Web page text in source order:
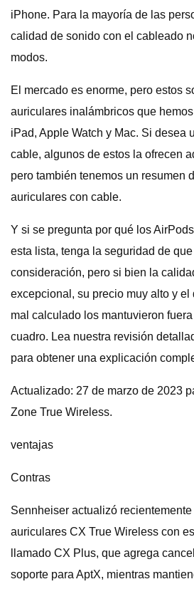
iPhone. Para la mayoría de las
calidad de sonido con el cableado
modos.
El mercado es enorme, pero estos
auriculares inalámbricos que
iPad, Apple Watch y Mac. Si desea
cable, algunos de estos la ofrecen
pero también tenemos un resumen
auriculares con cable.
Y si se pregunta por qué los
esta lista, tenga la seguridad de
consideración, pero si bien la
excepcional, su precio muy alto y el
mal calculado los mantuvieron
cuadro. Lea nuestra revisión
para obtener una explicación
Actualizado: 27 de marzo de 2023
Zone True Wireless.
ventajas
Contras
Sennheiser actualizó
auriculares CX True Wireless con
llamado CX Plus, que agrega
soporte para AptX, mientras